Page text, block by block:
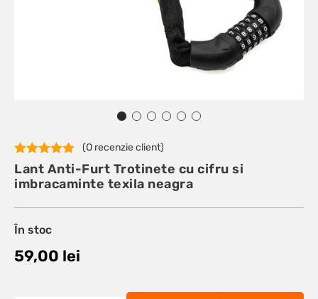
Evaluat la
5.00din 5
pe baza
singure
evaluări
(O recenzie client)
Lant Anti-Furt Trotinete cu cifru si
imbracaminte texila neagra
În stoc
59,00 lei